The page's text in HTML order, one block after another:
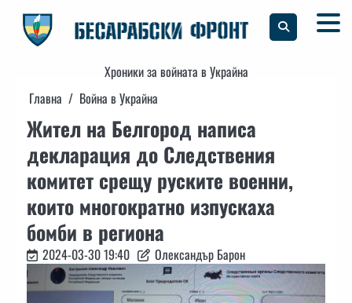
content
Хроники за войната в Украйна
Главна
Война в Украйна
Жител на Белгород написа
декларация до Следствения
комитет срещу руските военни,
които многократно изпускаха
бомби в региона
2024-03-30 19:40 Олександър Барон